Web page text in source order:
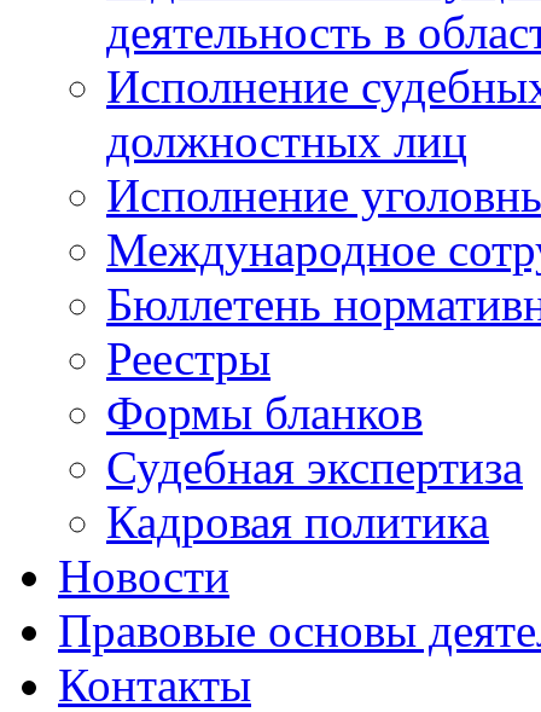
деятельность в
Исполнение
должностных лиц
Исполнение
Международное
Бюллетень
Реестры
Формы бланков
Судебная экспертиза
Кадровая политика
Новости
Правовые основы
Контакты